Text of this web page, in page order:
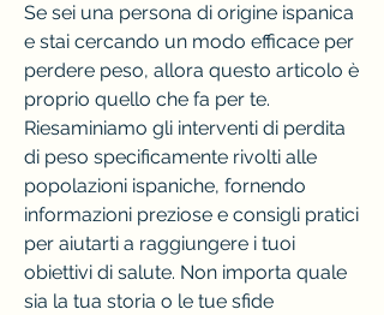
Se sei una persona di origine ispanica
e stai cercando un modo efficace per
perdere peso, allora questo articolo è
proprio quello che fa per te.
Riesaminiamo gli interventi di perdita
di peso specificamente rivolti alle
popolazioni ispaniche, fornendo
informazioni preziose e consigli pratici
per aiutarti a raggiungere i tuoi
obiettivi di salute. Non importa quale
sia la tua storia o le tue sfide